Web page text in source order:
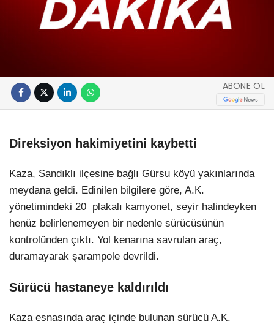
ABONE OL
Direksiyon hakimiyetini kaybetti
Kaza, Sandıklı ilçesine bağlı Gürsu köyü yakınlarında
meydana geldi. Edinilen bilgilere göre, A.K.
yönetimindeki 20 plakalı kamyonet, seyir halindeyken
henüz belirlenemeyen bir nedenle sürücüsünün
kontrolünden çıktı. Yol kenarına savrulan araç,
duramayarak şarampole devrildi.
Sürücü hastaneye kaldırıldı
Kaza esnasında araç içinde bulunan sürücü A.K.